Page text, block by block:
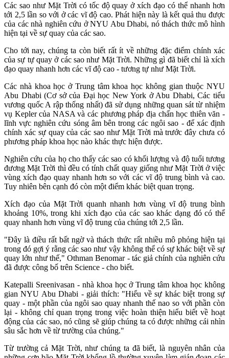
Các sao như Mặt Trời có tốc độ quay ở xích đạo có thể nhanh hơn
tới 2,5 lần so với ở các vĩ độ cao. Phát hiện này là kết quả thu được
của các nhà nghiên cứu ở NYU Abu Dhabi, nó thách thức mô hình
hiện tại về sự quay của các sao.
Cho tới nay, chúng ta còn biết rất ít về những đặc điểm chính xác
của sự tự quay ở các sao như Mặt Trời. Những gì đã biết chỉ là xích
đạo quay nhanh hơn các vĩ độ cao - tương tự như Mặt Trời.
Các nhà khoa học ở Trung tâm khoa học không gian thuộc NYU
Abu Dhabi (Cơ sở của Đại học New York ở Abu Dhabi, Các tiểu
vương quốc A rập thống nhất) đã sử dụng những quan sát từ nhiệm
vụ Kepler của NASA và các phương pháp địa chấn học thiên văn -
lĩnh vực nghiên cứu sóng âm bên trong các ngôi sao - để xác định
chính xác sự quay của các sao như Mặt Trời mà trước đây chưa có
phương pháp khoa học nào khác thực hiện được.
Nghiên cứu của họ cho thấy các sao có khối lượng và độ tuổi tương
đương Mặt Trời thì đều có tính chất quay giống như Mặt Trời ở việc
vùng xích đạo quay nhanh hơn so với các vĩ độ trung bình và cao.
Tuy nhiên bên cạnh đó còn một điểm khác biệt quan trọng.
Xích đạo của Mặt Trời quanh nhanh hơn vùng vĩ độ trung bình
khoảng 10%, trong khi xích đạo của các sao khác dạng đó có thể
quay nhanh hơn vùng vĩ độ trung của chúng tới 2,5 lần.
"Đây là điều rất bất ngờ và thách thức rất nhiều mô phỏng hiện tại
trong đó gợi ý rằng các sao như vậy không thể có sự khác biệt về sự
quay lớn như thế," Othman Benomar - tác giả chính của nghiên cứu
đã được công bố trên Science - cho biết.
Katepalli Sreenivasan - nhà khoa học ở Trung tâm khoa học không
gian NYU Abu Dhabi - giải thích: "Hiểu về sự khác biệt trong sự
quay - một phần của ngôi sao quay nhanh thế nao so với phần còn
lại - không chỉ quan trọng trong việc hoàn thiện hiểu biết về hoạt
động của các sao, nó cũng sẽ giúp chúng ta có được những cái nhìn
sâu sắc hơn về từ trường của chúng."
Từ trường cả Mặt Trời, như chúng ta đã biết, là nguyên nhân của